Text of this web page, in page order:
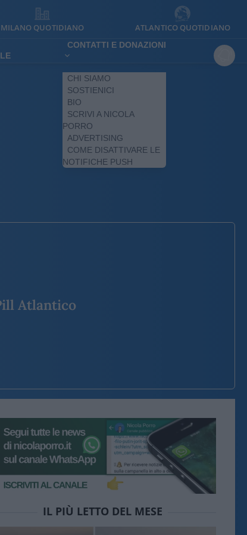
MILANO QUOTIDIANO ATLANTICO QUOTIDIANO
CONTATTI E DONAZIONI
CHI SIAMO
SOSTIENICI
BIO
SCRIVI A NICOLA
PORRO
ADVERTISING
COME DISATTIVARE LE
NOTIFICHE PUSH
Atlantico
IL PIÙ LETTO DEL MESE